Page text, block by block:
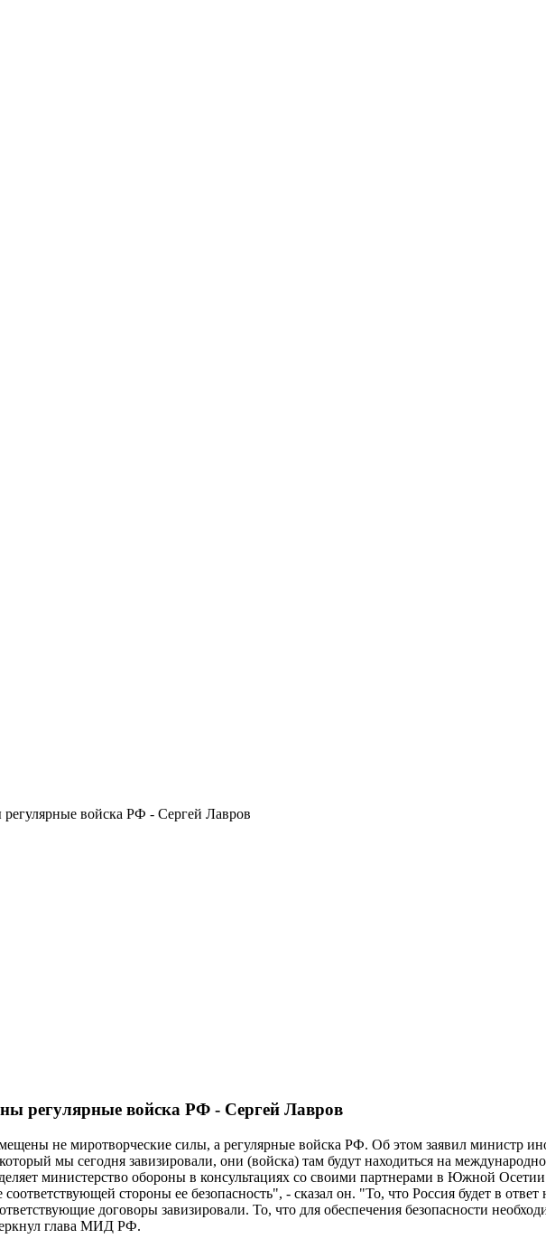
войска РФ - Сергей Лавров
регулярные войска РФ - Сергей Лавров
не миротворческие силы, а регулярные войска РФ. Об этом заявил министр
мы сегодня завизировали, они (войска) там будут находиться на
министерство обороны в консультациях со своими партнерами в Южной
стороны ее безопасность", - сказал он. "То, что Россия будет в
договоры завизировали. То, что для обеспечения безопасности
глава МИД РФ.